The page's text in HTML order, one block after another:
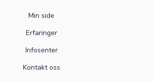
Min side
Erfaringer
Infosenter
Kontakt oss